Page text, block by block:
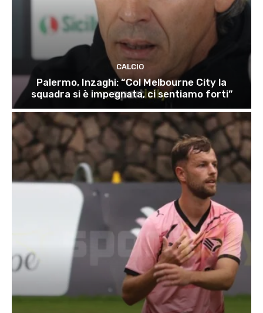
CALCIO
Palermo, Inzaghi: “Col Melbourne City la
squadra si è impegnata, ci sentiamo forti”